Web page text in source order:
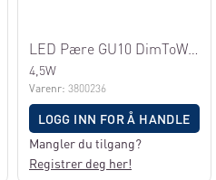
4,5W
Varenr: 3800236
LOGG INN FOR Å HANDLE
Mangler du tilgang?
Registrer deg her!